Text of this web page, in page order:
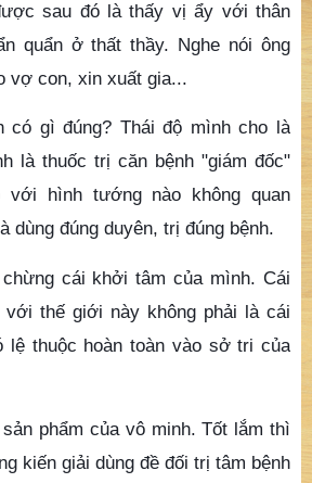
sau đó là thấy vị ẩy với thân
quẩn ở thất thầy. Nghe nói ông
vợ con, xin xuất gia...
có gì đúng? Thái độ mình cho là
là thuốc trị căn bệnh "giám đốc"
với hình tướng nào không quan
dùng đúng duyên, trị đúng bệnh.
cái khởi tâm của mình. Cái
với thế giới này không phải là cái
lệ thuộc hoàn toàn vào sở tri của
phẩm của vô minh. Tốt lắm thì
kiến giải dùng đề đối trị tâm bệnh